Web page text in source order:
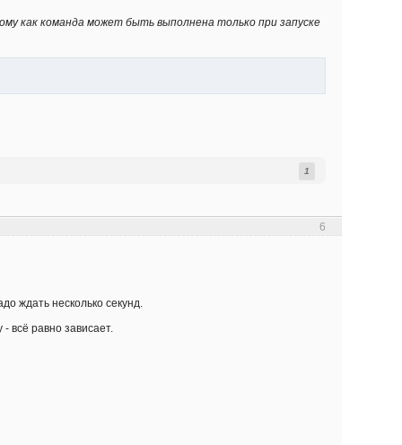
как команда может быть выполнена только при запуске
1
6
ждать несколько секунд.
всё равно зависает.